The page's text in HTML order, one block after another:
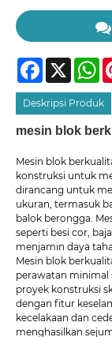
Facebook
X
Deskripsi Produk
mesin blok
Mesin blok
konstruksi untuk
dirancang untuk
ukuran, termasuk
balok berongga.
seperti besi cor,
menjamin daya
Mesin blok
perawatan minimal
proyek konstruksi
dengan fitur
kecelakaan dan
menghasilkan